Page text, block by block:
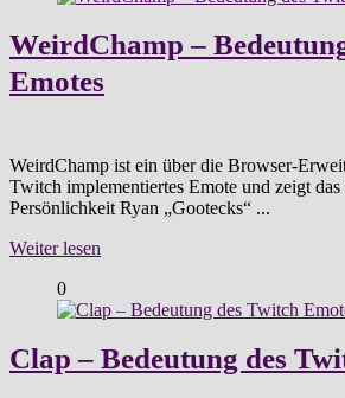
WeirdChamp –
Emotes
WeirdChamp ist ein über die Browser-
Twitch implementiertes Emote und zeigt
Persönlichkeit Ryan „Gootecks“ ...
Weiter lesen
0
Clap – Bedeutung des